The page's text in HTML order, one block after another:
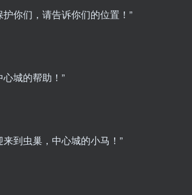
你们，请告诉你们的位置！”
城的帮助！”
到虫巢，中心城的小马！”